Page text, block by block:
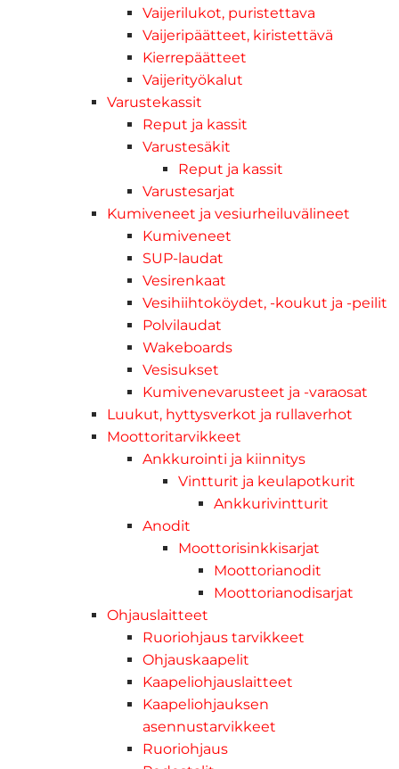
Vaijerilukot, puristettava
Vaijeripäätteet, kiristettävä
Kierrepäätteet
Vaijerityökalut
Varustekassit
Reput ja kassit
Varustesäkit
Reput ja kassit
Varustesarjat
Kumiveneet ja vesiurheiluvälineet
Kumiveneet
SUP-laudat
Vesirenkaat
Vesihiihtoköydet, -koukut ja -peilit
Polvilaudat
Wakeboards
Vesisukset
Kumivenevarusteet ja -varaosat
Luukut, hyttysverkot ja rullaverhot
Moottoritarvikkeet
Ankkurointi ja kiinnitys
Vintturit ja keulapotkurit
Ankkurivintturit
Anodit
Moottorisinkkisarjat
Moottorianodit
Moottorianodisarjat
Ohjauslaitteet
Ruoriohjaus tarvikkeet
Ohjauskaapelit
Kaapeliohjauslaitteet
Kaapeliohjauksen
asennustarvikkeet
Ruoriohjaus